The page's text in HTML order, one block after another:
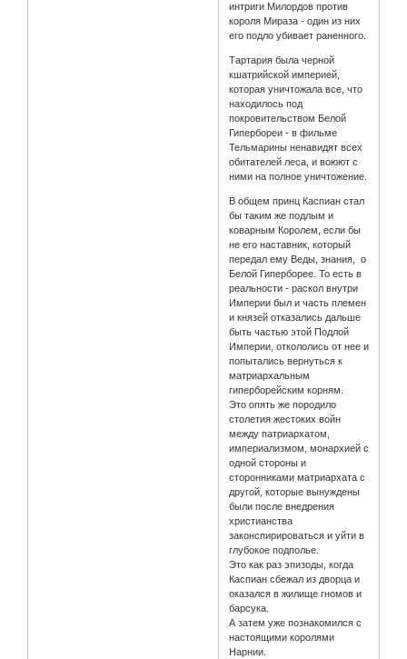
интриги Милордов против
короля Мираза - один из них
его подло убивает раненного.
Тартария была черной
кшатрийской империей,
которая уничтожала все, что
находилось под
покровительством Белой
Гипербореи - в фильме
Тельмарины ненавидят всех
обитателей леса, и воюют с
ними на полное уничтожение.
В общем принц Каспиан стал
бы таким же подлым и
коварным Королем, если бы
не его наставник, который
передал ему Веды, знания, о
Белой Гиперборее. То есть в
реальности - раскол внутри
Империи был и часть племен
и князей отказались дальше
быть частью этой Подлой
Империи, откололись от нее и
попытались вернуться к
матриархальным
гиперборейским корням.
Это опять же породило
столетия жестоких войн
между патриархатом,
империализмом, монархией с
одной стороны и
сторонниками матриархата с
другой, которые вынуждены
были после внедрения
христианства
законспирироваться и уйти в
глубокое подполье.
Это как раз эпизоды, когда
Каспиан сбежал из дворца и
оказался в жилище гномов и
барсука.
А затем уже познакомился с
настоящими королями
Нарнии.